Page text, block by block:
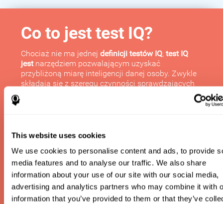
This website uses cookies
We use cookies to personalise content and ads, to provide
media features and to analyse our traffic. We also share
information about your use of our site with our social media,
advertising and analytics partners who may combine it with
information that you’ve provided to them or that they’ve
Co to jest test IQ?
Chociaż nie ma jednejdefinicji testów IQ,test IQ
jestnarzędziem pozwalającym uzyskać
przybliżoną miarę inteligencji danej osoby. Zwykle
składają się z szeregu czynności sprawdzających
możliwości użytkownika, aby sprawdzić, jak radzi
sobie on na tle osób w tym samym wieku. Istnieją
inteligencję skrystalizowaną, inteligencję werbalną
Zgodnie z konwencją większość testów IQ ma
zakres wyników od 0 do 200, ze średnią 100 i
odchyleniem standardowym 15. Jeśli uzyskasz
wynik powyżej 100, jesteś powyżej średniej; ale jeśli
uzyskasz wynik poniżej 100, jesteś poniżej średniej.